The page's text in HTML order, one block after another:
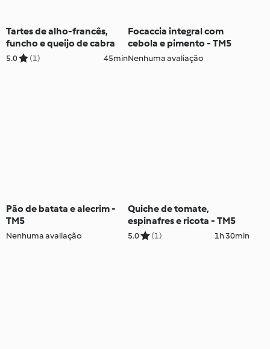
Tartes de alho-francês,
funcho e queijo de cabra
5.0 (1) 45min
Focaccia integral com
cebola e pimento - TM5
Nenhuma avaliação
Pão de batata e alecrim -
TM5
Nenhuma avaliação
Quiche de tomate,
espinafres e ricota - TM5
5.0 (1) 1h 30min